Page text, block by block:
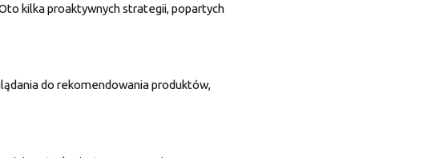
kilka proaktywnych strategii, popartych
do rekomendowania produktów,